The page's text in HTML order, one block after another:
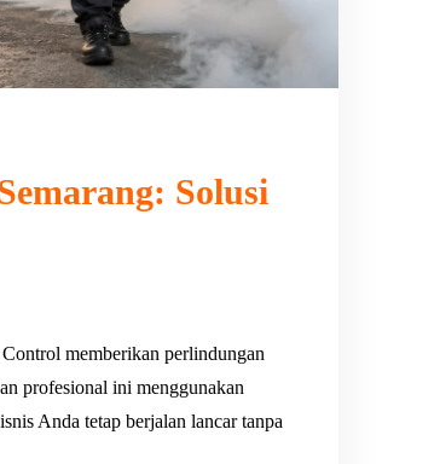
Solusi
memberikan perlindungan
profesional ini menggunakan
Anda tetap berjalan lancar tanpa